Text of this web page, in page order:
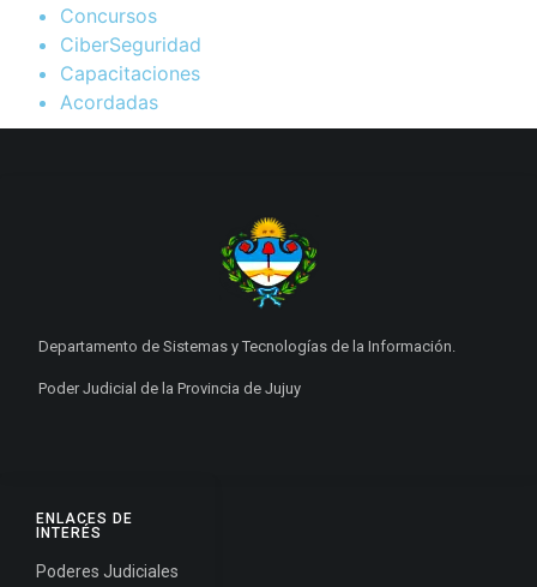
Concursos
CiberSeguridad
Capacitaciones
Acordadas
ENLACES DE
INTERÉS
Poderes Judiciales
Departamento de Sistemas y Tecnologías de la Información.
Poder Judicial de la Provincia de Jujuy